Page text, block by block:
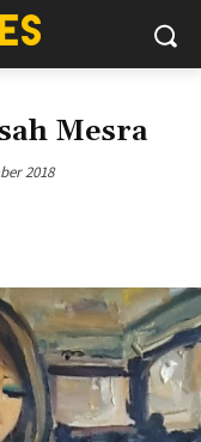
Mesra
2018